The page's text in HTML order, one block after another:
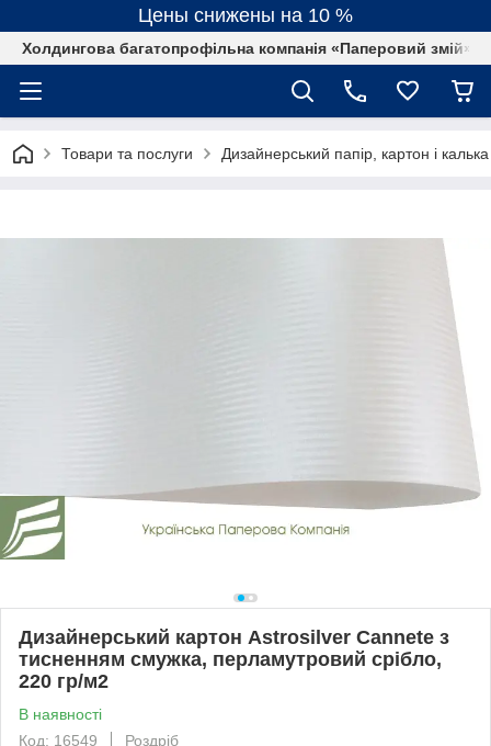
Цены снижены на 10 %
Холдингова багатопрофільна компанія «Паперовий змій»
Товари та послуги Дизайнерський папір, картон і калька
Дизайнерський картон Astrosilver Cannete з
тисненням смужка, перламутровий срібло,
220 гр/м2
В наявності
Код: 16549
Роздріб